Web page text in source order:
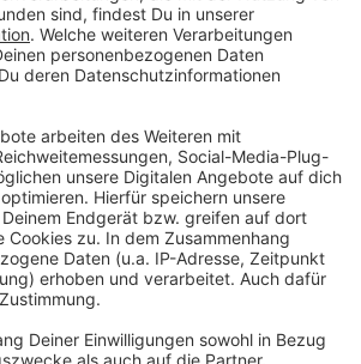
obwohl Cluesos Stimme noch vom
hat er Forster seinen Part
der 40-Jährige aber auch tiefe
der Ukraine-Krieg. Den verarbeitet